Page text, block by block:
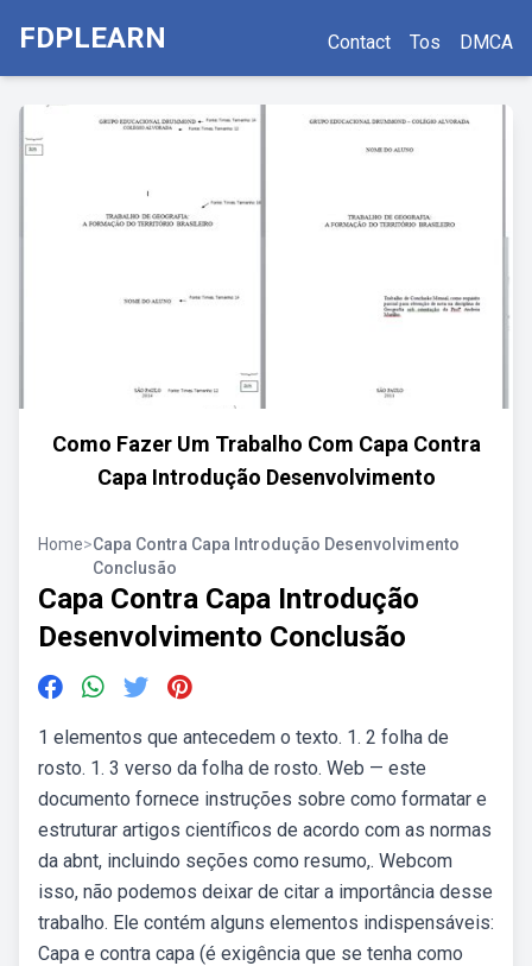
FDPLEARN Contact Tos DMCA
Como Fazer Um Trabalho Com Capa Contra
Capa Introdução Desenvolvimento
Home>Capa Contra Capa Introdução Desenvolvimento
Conclusão
Capa Contra Capa Introdução
Desenvolvimento Conclusão
1 elementos que antecedem o texto. 1. 2 folha de
rosto. 1. 3 verso da folha de rosto. Web — este
documento fornece instruções sobre como formatar e
estruturar artigos científicos de acordo com as normas
da abnt, incluindo seções como resumo,. Webcom
isso, não podemos deixar de citar a importância desse
trabalho. Ele contém alguns elementos indispensáveis:
Capa e contra capa (é exigência que se tenha como